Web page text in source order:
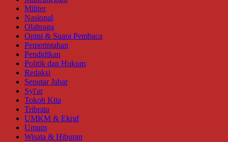
Militer
Nasional
Olahraga
Opini & Suara Pembaca
Pemerintahan
Pendidikan
Politik dan Hukum
Redaksi
Seputar Jabar
Syi'ar
Tokoh Kita
Tribrata
UMKM & Ekraf
Umum
Wisata & Hiburan